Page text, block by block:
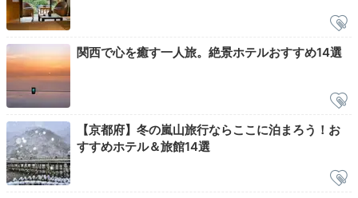
星のや京都外観
夕食後は自由なひと時を。お部屋でまったりするもよ
し。ライトアップされた敷地内を散策するもよし。
「Salon & Bar（サロンアンドバー）蔵」で昔ながらの
日本遊びを楽しむのもおすすめです。
関西で心を癒す一人旅。絶景ホテルおすすめ14選
【京都府】冬の嵐山旅行ならここに泊まろう！お
すすめホテル＆旅館14選